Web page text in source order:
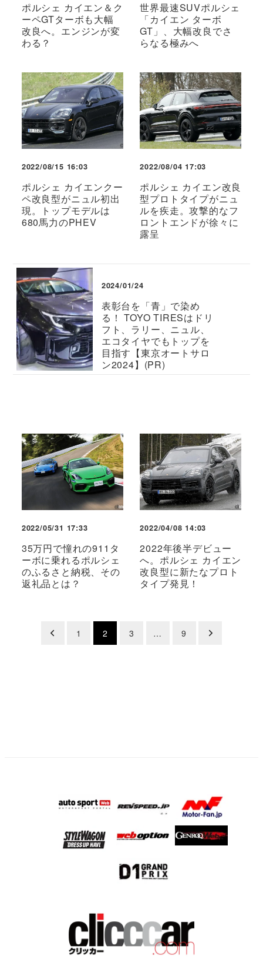
ポルシェ カイエン＆ク
ーペGTターボも大幅
改良へ。エンジンが変
わる？
世界最速SUVポルシェ
「カイエン ターボ
GT」、大幅改良でさ
らなる極みへ
2022/08/15 16:03
ポルシェ カイエンクー
ペ改良型がニュル初出
現。トップモデルは
680馬力のPHEV
2022/08/04 17:03
ポルシェ カイエン改良
型プロトタイプがニュ
ルを疾走。攻撃的なフ
ロントエンドが徐々に
露呈
2024/01/24
表彰台を「青」で染め
る！ TOYO TIRESはドリ
フト、ラリー、ニュル、
エコタイヤでもトップを
目指す【東京オートサロ
ン2024】(PR)
2022/05/31 17:33
35万円で憧れの911タ
ーボに乗れるポルシェ
のふるさと納税、その
返礼品とは？
2022/04/08 14:03
2022年後半デビュー
へ。ポルシェ カイエン
改良型に新たなプロト
タイプ発見！
1 2 3 … 9